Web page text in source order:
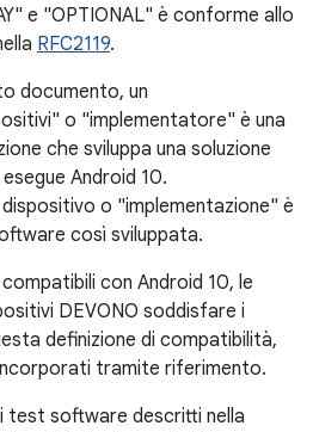
e "OPTIONAL" è conforme allo
RFC2119.
documento, un
o "implementatore" è una
che sviluppa una soluzione
Android 10.
o "implementazione" è
così sviluppata.
con Android 10, le
DEVONO soddisfare i
definizione di compatibilità,
tramite riferimento.
test software descritti nella